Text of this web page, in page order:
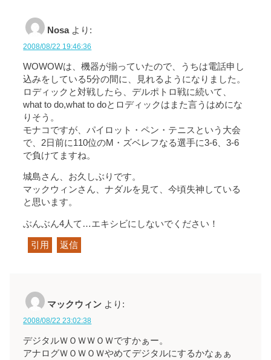
Nosa より:
2008/08/22 19:46:36
WOWOWは、機器が揃っていたので、うちは電話申し
込みをしている5分の間に、見れるようになりました。
ロディックと対戦したら、デルポトロ戦に続いて、
what to do,what to doとロディックはまた言うはめにな
りそう。
モナコですが、パイロット・ペン・テニスという大会
で、2日前に110位のM・ズベレフなる選手に3-6、3-6
で負けてますね。
城島さん、お久しぶりです。
マックウィンさん、ナダルを見て、今頃失神している
と思います。
ぶんぶん4人て…エキシビにしないでください！
引用 返信
マックウィン より:
2008/08/22 23:02:38
デジタルＷＯＷＷＯＷですかぁー。
アナログＷＯＷＯＷやめてデジタルにするかなぁぁ